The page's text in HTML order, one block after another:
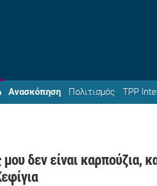
Ανασκόπηση Πολιτισμός TPP
δεν είναι καρπούζια,